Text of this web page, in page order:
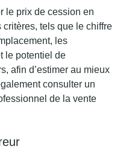
le prix de cession en
tels que le chiffre
les
le potentiel de
afin d’estimer au mieux
consulter un
de la vente